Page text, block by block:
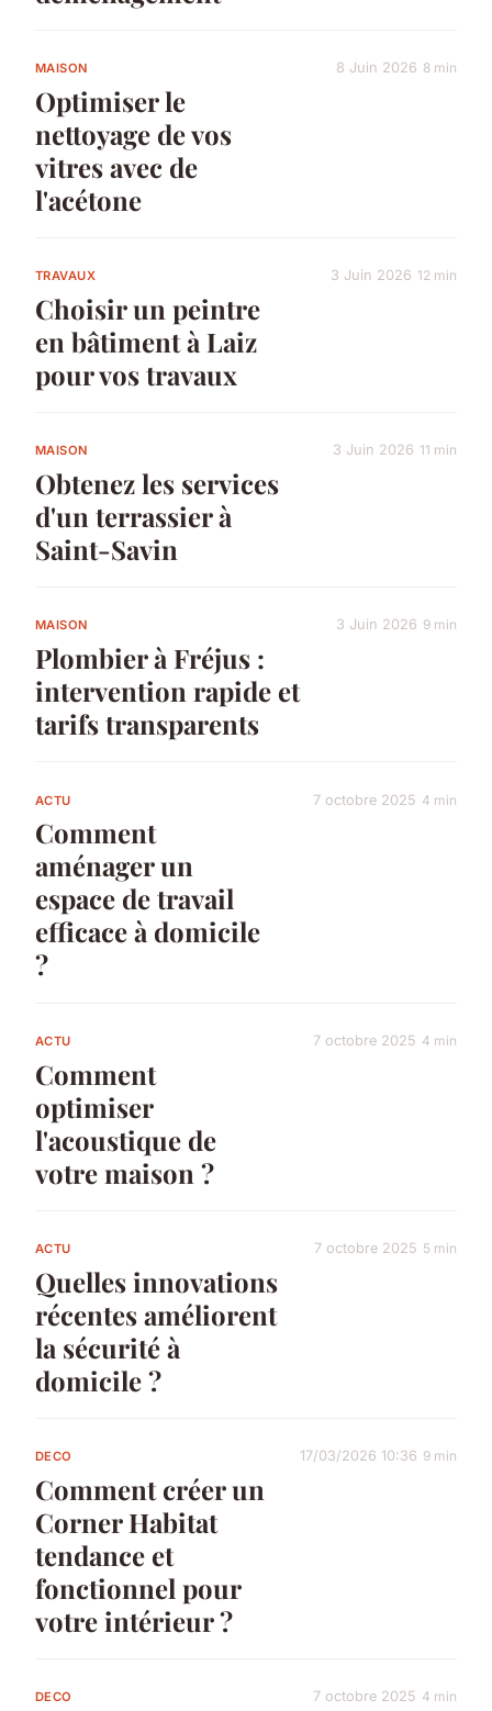
MAISON
Optimiser le
nettoyage de vos
vitres avec de
l'acétone
8 Juin 2026 8 min
TRAVAUX
Choisir un peintre
en bâtiment à Laiz
pour vos travaux
3 Juin 2026 12 min
MAISON
Obtenez les services
d'un terrassier à
Saint-Savin
3 Juin 2026 11 min
MAISON
Plombier à Fréjus :
intervention rapide et
tarifs transparents
3 Juin 2026 9 min
ACTU
Comment
aménager un
espace de travail
efficace à domicile
?
7 octobre 2025 4 min
ACTU
Comment
optimiser
l'acoustique de
votre maison ?
7 octobre 2025 4 min
ACTU
Quelles innovations
récentes améliorent
la sécurité à
domicile ?
7 octobre 2025 5 min
DECO
Comment créer un
Corner Habitat
tendance et
fonctionnel pour
votre intérieur ?
17/03/2026 10:36 9 min
DECO 7 octobre 2025 4 min